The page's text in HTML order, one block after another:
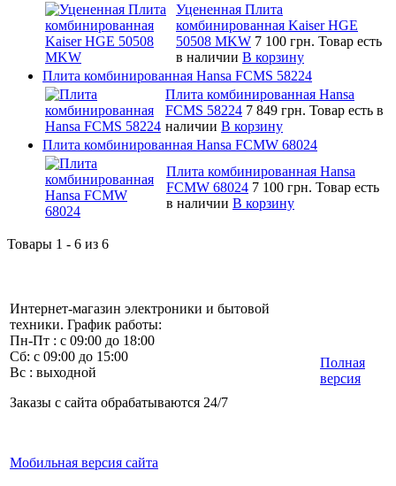
Уцененная Плита
комбинированная Kaiser HGE
50508 MKW 7 100 грн. Товар есть
в наличии В корзину
Плита комбинированная Hansa FCMS 58224
Плита комбинированная Hansa
FCMS 58224 7 849 грн. Товар есть в
наличии В корзину
Плита комбинированная Hansa FCMW 68024
Плита комбинированная Hansa
FCMW 68024 7 100 грн. Товар есть
в наличии В корзину
Товары 1 - 6 из 6
Интернет-магазин электроники и бытовой
техники. График работы:
Пн-Пт : с 09:00 до 18:00
Сб: с 09:00 до 15:00
Вс : выходной
Заказы с сайта обрабатываются 24/7
Мобильная версия сайта
Полная
версия